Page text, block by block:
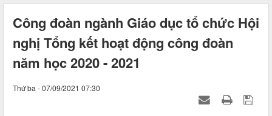
Công đoàn ngành Giáo dục tổ chức Hội
nghị Tổng kết hoạt động công đoàn
năm học 2020 - 2021
Thứ ba - 07/09/2021 07:30